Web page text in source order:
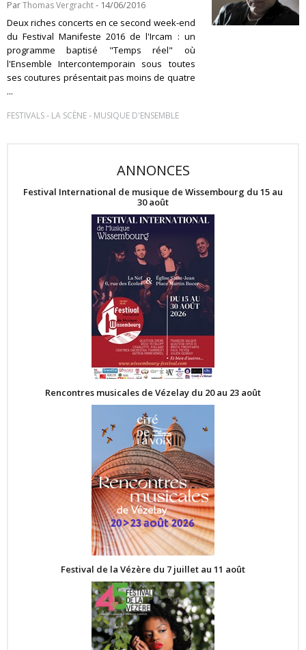
ParThomas Vergracht- 14/06/2016
Deux riches concerts en ce second week-end
du Festival Manifeste 2016 de l'Ircam : un
programme baptisé "Temps réel" où
l'Ensemble Intercontemporain sous toutes
ses coutures présentait pas moins de quatre
...
FESTIVALS- LA SCÈNE- MUSIQUE D'ENSEMBLE
ANNONCES
Festival International de musique de Wissembourg du 15 au
30 août
Rencontres musicales de Vézelay du 20 au 23 août
Festival de la Vézère du 7 juillet au 11 août